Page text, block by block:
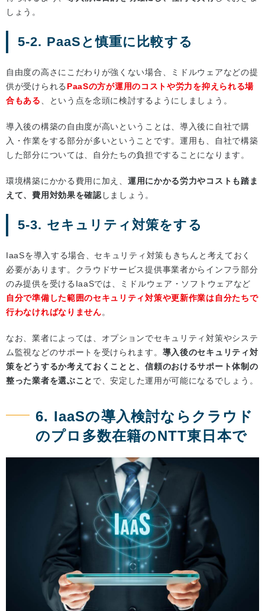
しょう。
5-2. PaaSと慎重に比較する
自由度の高さにこだわりが強くない場合、ミドルウェアなどの提
供が受けられる PaaSの方が運用のコストや労力を抑えられる場
合もある
、という点を念頭に検討するようにしましょう。
導入後の構築の自由度が高いということは、導入後に自社で購
入・作業をする部分が多いということです。運用も、自社で構築
した部分については、自分たちの負担ですることになります。
環境構築にかかる費用に加え、 運用にかかる労力やコストも踏ま
えて、費用対効果を確認 しましょう。
5-3. セキュリティ対策をする
IaaSを導入する場合、セキュリティ対策もきちんと考えておく
必要があります。クラウドサービス提供事業者からインフラ部分
のみ提供を受けるIaaSでは、ミドルウェア・ソフトウェアなど
自分で準備した範囲のセキュリティ対策や更新作業は自分たちで
行わなければなりません。
なお、業者によっては、オプションでセキュリティ対策やシステ
ム監視などのサポートを受けられます。 導入後のセキュリティ対
策をどうするか考えておくことと、信頼のおけるサポート体制の
整った業者を選ぶこと で、安定した運用が可能になるでしょう。
6. IaaSの導入検討ならクラウド
のプロ多数在籍のNTT東日本で